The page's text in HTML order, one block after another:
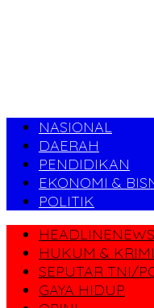
NASIONAL
DAERAH
PENDIDIKAN
EKONOMI &
POLITIK
HEADLINENEWS
HUKUM &
SEPUTAR TNI/
GAYA HIDUP